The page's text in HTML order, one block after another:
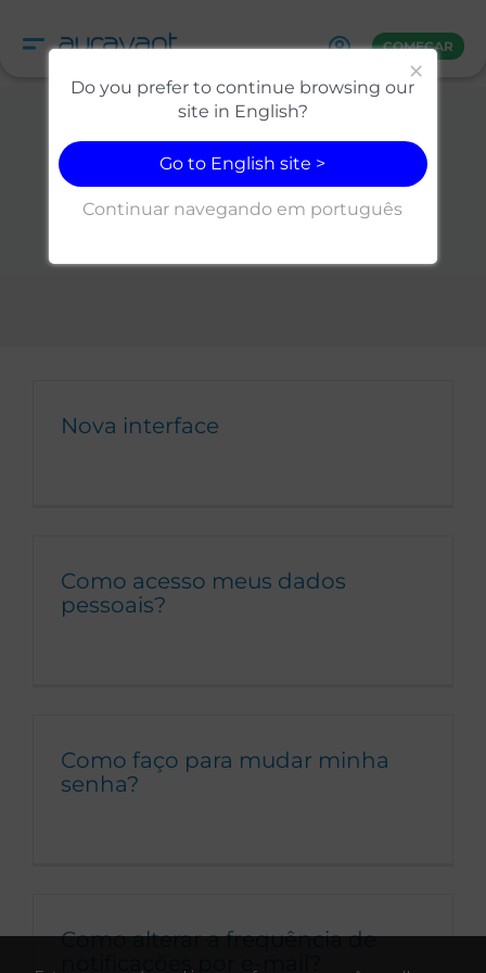
content
COMEÇAR
Configuração da
Nova interface
Como acesso meus dados
pessoais?
Como faço para mudar minha
senha?
Como alterar a frequência de
notificações por e-mail?
Do you prefer to continue browsing our
site in English?
×
Go to English site >
Continuar navegando em português